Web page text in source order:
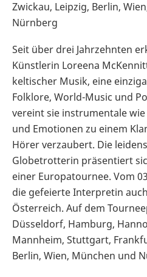
Zwickau, Leipzig, Berlin,
Nürnberg
Seit über drei Jahrzehnten
Künstlerin Loreena
keltischer Musik, eine
Folklore, World-Music und
vereint sie instrumentale
und Emotionen zu einem
Hörer verzaubert. Die
Globetrotterin präsentiert
einer Europatournee. Vom
die gefeierte Interpretin
Österreich. Auf dem
Düsseldorf, Hamburg,
Mannheim, Stuttgart,
Berlin, Wien, München und